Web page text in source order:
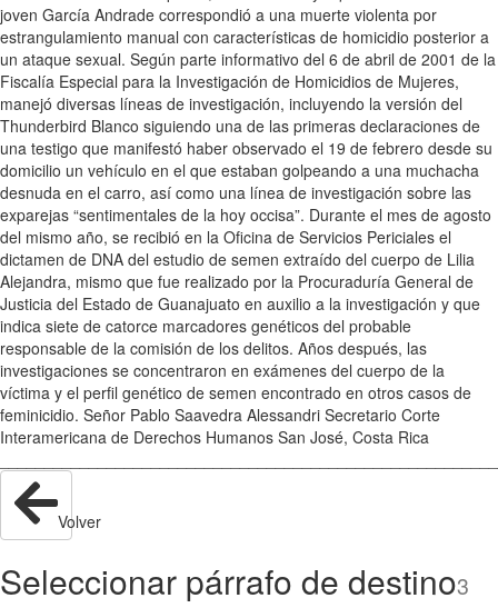
joven García Andrade correspondió a una muerte violenta por
estrangulamiento manual con características de homicidio posterior a
un ataque sexual. Según parte informativo del 6 de abril de 2001 de la
Fiscalía Especial para la Investigación de Homicidios de Mujeres,
manejó diversas líneas de investigación, incluyendo la versión del
Thunderbird Blanco siguiendo una de las primeras declaraciones de
una testigo que manifestó haber observado el 19 de febrero desde su
domicilio un vehículo en el que estaban golpeando a una muchacha
desnuda en el carro, así como una línea de investigación sobre las
exparejas “sentimentales de la hoy occisa”. Durante el mes de agosto
del mismo año, se recibió en la Oficina de Servicios Periciales el
dictamen de DNA del estudio de semen extraído del cuerpo de Lilia
Alejandra, mismo que fue realizado por la Procuraduría General de
Justicia del Estado de Guanajuato en auxilio a la investigación y que
indica siete de catorce marcadores genéticos del probable
responsable de la comisión de los delitos. Años después, las
investigaciones se concentraron en exámenes del cuerpo de la
víctima y el perfil genético de semen encontrado en otros casos de
feminicidio. Señor Pablo Saavedra Alessandri Secretario Corte
Interamericana de Derechos Humanos San José, Costa Rica
Volver
Seleccionar párrafo de destino3